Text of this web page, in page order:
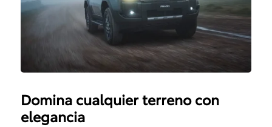
Domina cualquier terreno con
elegancia